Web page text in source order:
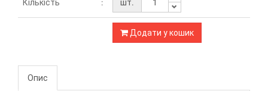
Кількість шт.
Додати у кошик
Опис